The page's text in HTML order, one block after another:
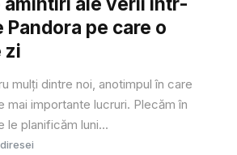
pe care o
zi
mulți dintre noi, anotimpul în care
mai importante lucruri. Plecăm în
le planificăm luni...